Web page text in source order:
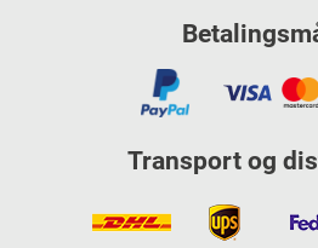
Transport og